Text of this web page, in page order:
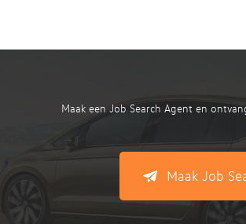
Maak een Job Search Agent en
Maak Job